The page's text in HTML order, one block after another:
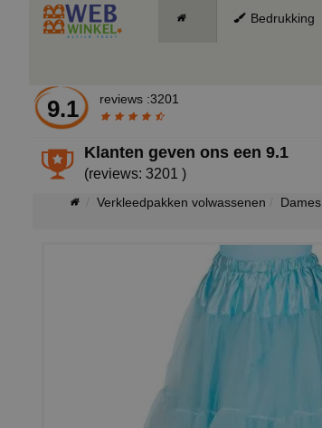
Bedrukking
9.1 reviews :3201
Klanten geven ons een9.1
(reviews: 3201 )
Verkleedpakken volwassenen Dames